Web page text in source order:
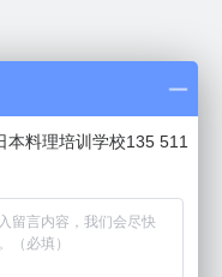
积极贡献。
加入我们，共
食之旅，让
本料理培训学校135 511